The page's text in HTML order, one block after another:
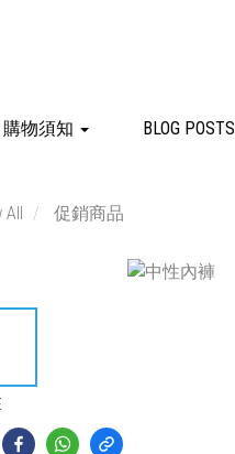
購物須知 BLOG POSTS
All 促銷商品